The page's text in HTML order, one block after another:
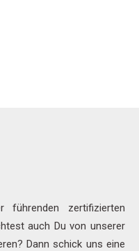
zertifizierten
auch Du von unserer
Dann schick uns eine